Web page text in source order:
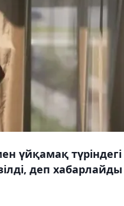
үйқамақ түріндегі
деп хабарлайды